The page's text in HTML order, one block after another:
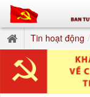
Tin hoạt động